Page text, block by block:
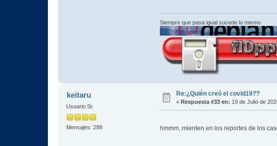
Siempre que pasa igual sucede lo mismo
keitaru
Usuario Sr.
Mensajes: 288
Re:¿Quién creó el covid19??
« Respuesta #33 en: 19 de Julio de
hmmm, mienten en los reportes de los